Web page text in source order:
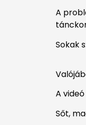
A
Sokak
A
Sőt,